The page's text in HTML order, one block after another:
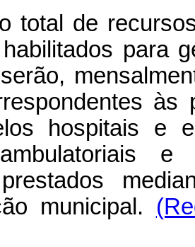
total de
para
hospitais e
prestados
municipal.